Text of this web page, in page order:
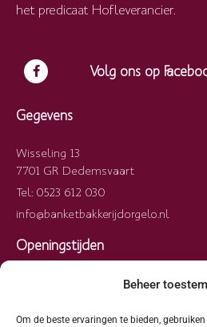
Beheer
Om de beste ervaringen te bieden,
het predicaat Hofleverancier.
Volg ons op
Gegevens
Wisseling 13
7701 GR Dedemsvaart
Tel: 0523 612 030
info@banketbakkerijdorgelo.nl
Openingstijden
Woensdag
09:00 – 17:00
09:00 – 17:00